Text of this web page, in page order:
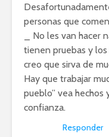
personas que
_ No les van hacer
tienen pruebas y
creo que sirva de
Hay que trabajar
pueblo” vea hechos
confianza.
Responder